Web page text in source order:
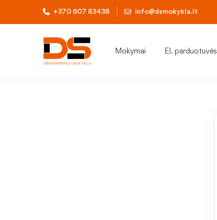
+370 607 83438 info@dsmokykla.lt
Mokymai El. parduotuvės